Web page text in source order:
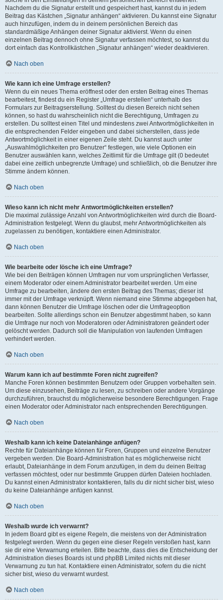
Nachdem du die Signatur erstellt und gespeichert hast, kannst du in jedem
Beitrag das Kästchen „Signatur anhängen“ aktivieren. Du kannst eine Signatur
auch hinzufügen, indem du in deinem persönlichen Bereich das
standardmäßige Anhängen deiner Signatur aktivierst. Wenn du einen
einzelnen Beitrag dennoch ohne Signatur verfassen möchtest, so kannst du
dort einfach das Kontrollkästchen „Signatur anhängen“ wieder deaktivieren.
Nach oben
Wie kann ich eine Umfrage erstellen?
Wenn du ein neues Thema eröffnest oder den ersten Beitrag eines Themas
bearbeitest, findest du ein Register „Umfrage erstellen“ unterhalb des
Formulars zur Beitragserstellung. Solltest du diesen Bereich nicht sehen
können, so hast du wahrscheinlich nicht die Berechtigung, Umfragen zu
erstellen. Du solltest einen Titel und mindestens zwei Antwortmöglichkeiten in
die entsprechenden Felder eingeben und dabei sicherstellen, dass jede
Antwortmöglichkeit in einer eigenen Zeile steht. Du kannst auch unter
„Auswahlmöglichkeiten pro Benutzer“ festlegen, wie viele Optionen ein
Benutzer auswählen kann, welches Zeitlimit für die Umfrage gilt (0 bedeutet
dabei eine zeitlich unbegrenzte Umfrage) und schließlich, ob die Benutzer ihre
Stimme ändern können.
Nach oben
Wieso kann ich nicht mehr Antwortmöglichkeiten erstellen?
Die maximal zulässige Anzahl von Antwortmöglichkeiten wird durch die Board-
Administration festgelegt. Wenn du glaubst, mehr Antwortmöglichkeiten als
zugelassen zu benötigen, kontaktiere einen Administrator.
Nach oben
Wie bearbeite oder lösche ich eine Umfrage?
Wie bei den Beiträgen können Umfragen nur vom ursprünglichen Verfasser,
einem Moderator oder einem Administrator bearbeitet werden. Um eine
Umfrage zu bearbeiten, ändere den ersten Beitrag des Themas; dieser ist
immer mit der Umfrage verknüpft. Wenn niemand eine Stimme abgegeben hat,
dann können Benutzer die Umfrage löschen oder die Umfrageoption
bearbeiten. Sollte allerdings schon ein Benutzer abgestimmt haben, so kann
die Umfrage nur noch von Moderatoren oder Administratoren geändert oder
gelöscht werden. Dadurch soll die Manipulation von laufenden Umfragen
verhindert werden.
Nach oben
Warum kann ich auf bestimmte Foren nicht zugreifen?
Manche Foren können bestimmten Benutzern oder Gruppen vorbehalten sein.
Um diese einzusehen, Beiträge zu lesen, zu schreiben oder andere Vorgänge
durchzuführen, brauchst du möglicherweise besondere Berechtigungen. Frage
einen Moderator oder Administrator nach entsprechenden Berechtigungen.
Nach oben
Weshalb kann ich keine Dateianhänge anfügen?
Rechte für Dateianhänge können für Foren, Gruppen und einzelne Benutzer
vergeben werden. Die Board-Administration hat es möglicherweise nicht
erlaubt, Dateianhänge in dem Forum anzufügen, in dem du deinen Beitrag
verfassen möchtest, oder nur bestimmte Gruppen dürfen Dateien hochladen.
Du kannst einen Administrator kontaktieren, falls du dir nicht sicher bist, wieso
du keine Dateianhänge anfügen kannst.
Nach oben
Weshalb wurde ich verwarnt?
In jedem Board gibt es eigene Regeln, die meistens von der Administration
festgelegt werden. Wenn du gegen eine dieser Regeln verstoßen hast, kann
sie dir eine Verwarnung erteilen. Bitte beachte, dass dies die Entscheidung der
Administration dieses Boards ist und phpBB Limited nichts mit dieser
Verwarnung zu tun hat. Kontaktiere einen Administrator, sofern du die nicht
sicher bist, wieso du verwarnt wurdest.
Nach oben